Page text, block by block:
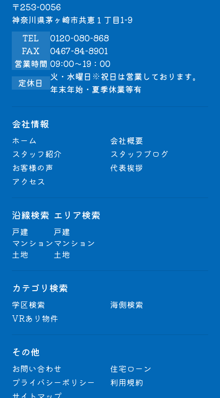
〒253-0056
神奈川県茅ヶ崎市共恵１丁目1-9
TEL
0120-080-868
FAX
0467-84-8901
営業時間 09:00～19：00
定休日
火・水曜日※祝日は営業しております。
年末年始・夏季休業等有
会社情報
ホーム
会社概要
スタッフ紹介
スタッフブログ
お客様の声
代表挨拶
アクセス
沿線検索
戸建
マンション
土地
エリア検索
戸建
マンション
土地
カテゴリ検索
学区検索
海側検索
VRあり物件
その他
お問い合わせ
住宅ローン
プライバシーポリシー
利用規約